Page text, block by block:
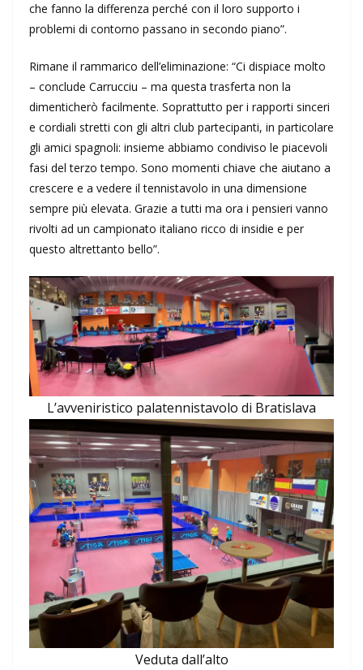
che fanno la differenza perché con il loro supporto i
problemi di contorno passano in secondo piano”.
Rimane il rammarico dell’eliminazione: “Ci dispiace molto
– conclude Carrucciu – ma questa trasferta non la
dimenticherò facilmente. Soprattutto per i rapporti sinceri
e cordiali stretti con gli altri club partecipanti, in particolare
gli amici spagnoli: insieme abbiamo condiviso le piacevoli
fasi del terzo tempo. Sono momenti chiave che aiutano a
crescere e a vedere il tennistavolo in una dimensione
sempre più elevata. Grazie a tutti ma ora i pensieri vanno
rivolti ad un campionato italiano ricco di insidie e per
questo altrettanto bello”.
L’avveniristico palatennistavolo di Bratislava
Veduta dall’alto